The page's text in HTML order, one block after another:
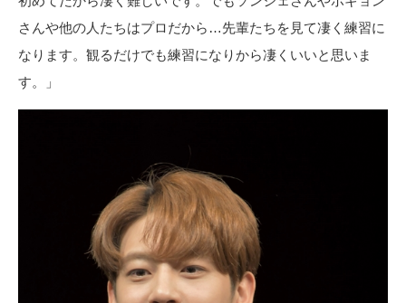
さんや他の人たちはプロだから…先輩たちを見て凄く練習に
なります。観るだけでも練習になりから凄くいいと思いま
す。」